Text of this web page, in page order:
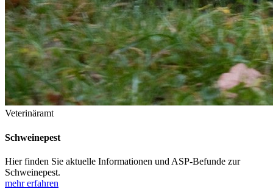
Veterinäramt
Schweinepest
Hier finden Sie aktuelle Informationen und ASP-Befunde zur
Schweinepest.
mehr erfahren